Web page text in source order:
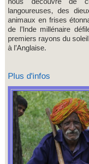
langoureuses, des
animaux en frises
de l’Inde millénaire
premiers rayons du
à l’Anglaise.
Plus d'infos